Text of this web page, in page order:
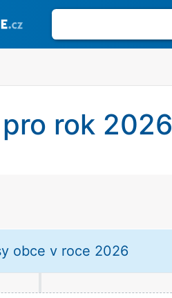
rok 2026
obce v roce 2026